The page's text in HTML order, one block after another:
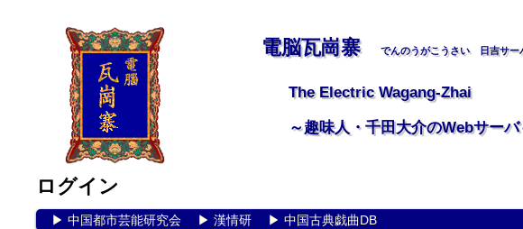
電脳瓦崗寨 でんのうがこうさい 日吉サー
The Electric Wagang-Zhai
～趣味人・千田大介のWebサーバ
ログイン
▶ 中国都市芸能研究会▶ 漢情研▶ 中国古典戯曲DB